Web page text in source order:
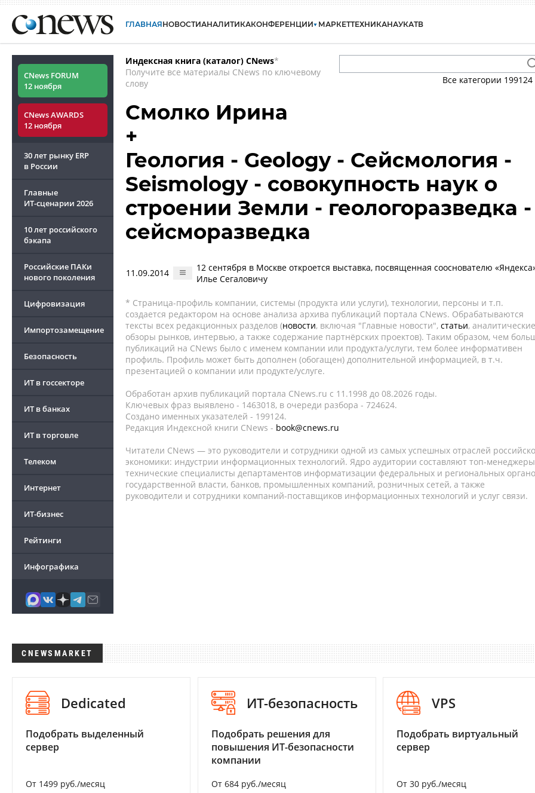
ГЛАВНАЯНОВОСТИАНАЛИТИКАКОНФЕРЕНЦИИ МАРКЕТТЕХНИКАНАУКАТВ
CNews FORUM
12 ноября
CNews AWARDS
12 ноября
30 лет рынку ERP
в России
Главные
ИТ-сценарии 2026
10 лет российского
бэкапа
Российские ПАКи
нового поколения
Цифровизация
Импортозамещение
Безопасность
ИТ в госсекторе
ИТ в банках
ИТ в торговле
Телеком
Интернет
ИТ-бизнес
Рейтинги
Инфографика
Индексная книга (каталог) CNews*
Получите все материалы CNews по ключевому
слову
Все категории 199124
Смолко Ирина
+
Геология - Geology - Сейсмология -
Seismology - совокупность наук о
строении Земли - геологоразведка -
сейсморазведка
11.09.2014
12 сентября в Москве откроется выставка, посвященная сооснователю
Илье Сегаловичу
* Страница-профиль компании, системы (продукта или услуги), технологии, персоны и т.п.
создается редактором на основе анализа архива публикаций портала CNews. Обрабатываются
тексты всех редакционных разделов (новости, включая "Главные новости", статьи, аналитические
обзоры рынков, интервью, а также содержание партнёрских проектов). Таким образом, чем
публикаций на CNews было с именем компании или продукта/услуги, тем более информативен
профиль. Профиль может быть дополнен (обогащен) дополнительной информацией, в т.ч.
презентацией о компании или продукте/услуге.
Обработан архив публикаций портала CNews.ru c 11.1998 до 08.2026 годы.
Ключевых фраз выявлено - 1463018, в очереди разбора - 724624.
Создано именных указателей - 199124.
Редакция Индексной книги CNews - book@cnews.ru
Читатели CNews — это руководители и сотрудники одной из самых успешных отраслей
экономики: индустрии информационных технологий. Ядро аудитории составляют топ-
технические специалисты департаментов информатизации федеральных и региональных
государственной власти, банков, промышленных компаний, розничных сетей, а также
руководители и сотрудники компаний-поставщиков информационных технологий и услуг связи.
CNEWSMARKET
Dedicated
Подобрать выделенный
сервер
От 1499 руб./месяц
ИТ-безопасность
Подобрать решения для
повышения ИТ-безопасности
компании
От 684 руб./месяц
VPS
Подобрать виртуальный
сервер
От 30 руб./месяц